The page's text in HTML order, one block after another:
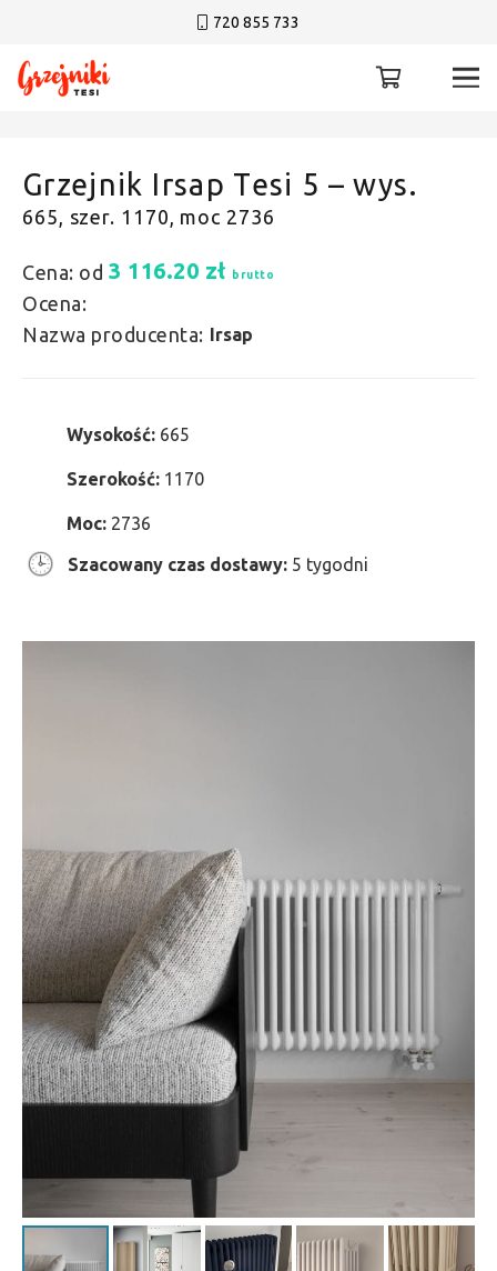
720 855 733
Grzejnik Irsap Tesi 5 – wys.
665, szer. 1170, moc 2736
Cena: od 3 116.20 zł brutto
Ocena:
Nazwa producenta: Irsap
Wysokość: 665
Szerokość: 1170
Moc: 2736
Szacowany czas dostawy: 5 tygodni